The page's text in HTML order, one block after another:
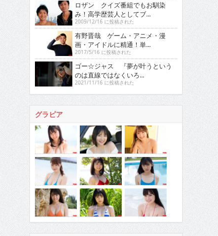
ロザン クイズ番組でもお馴染
み！高学歴芸人としてブ...
2009/12/16 に投稿された
有野晋哉 ゲーム・アニメ・漫
画・アイドルに精通！単...
2017/5/16 に投稿された
ゴー☆ジャス 『夢が叶うという
のは直線ではなくいろ...
2021/11/16 に投稿された
グラビア